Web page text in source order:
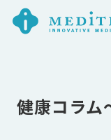
健康コラム